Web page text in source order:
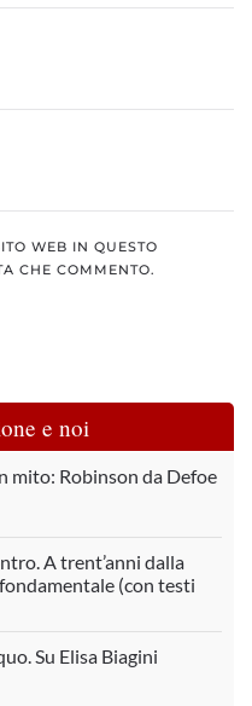
WEB IN QUESTO
CHE COMMENTO.
e noi
mito: Robinson da Defoe
A trent’anni dalla
(con testi
Su Elisa Biagini